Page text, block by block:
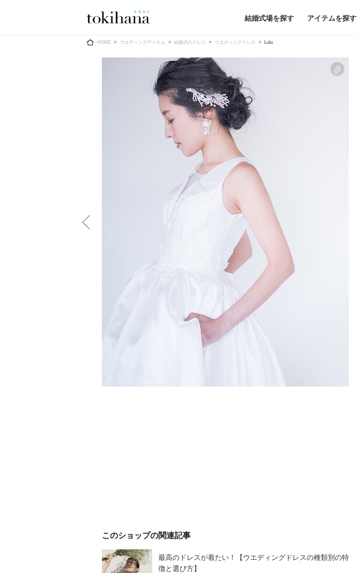
結婚式場を探す アイテムを探す
Ring Dress
ウエディングドレス
ウエディングドレス
カラードレス
カラードレス （メーカー直送）
和装
（メーカー直送）
すべてのアイテム
ドレスショップ一覧
HOME ウエディングアイテム 結婚式のドレス ウエディングドレス Lulu
このショップの関連記事
最高のドレスが着たい！【ウエディングドレスの種類別の特
徴と選び方】